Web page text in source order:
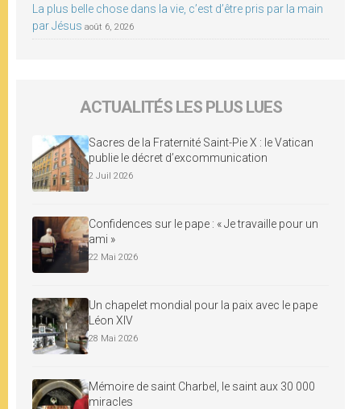
La plus belle chose dans la vie, c’est d’être pris par la main
par Jésus août 6, 2026
ACTUALITÉS LES PLUS LUES
Sacres de la Fraternité Saint-Pie X : le Vatican
publie le décret d’excommunication
2 Juil 2026
Confidences sur le pape : « Je travaille pour un
ami »
22 Mai 2026
Un chapelet mondial pour la paix avec le pape
Léon XIV
28 Mai 2026
Mémoire de saint Charbel, le saint aux 30 000
miracles